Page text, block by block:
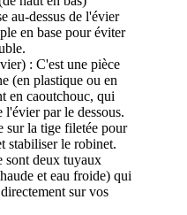
au-dessus de l'évier
en base pour éviter
: C'est une pièce
(en plastique ou en
en caoutchouc, qui
par le dessous.
sur la tige filetée pour
stabiliser le robinet.
sont deux tuyaux
et eau froide) qui
sur vos